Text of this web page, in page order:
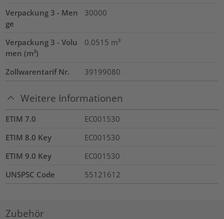
Verpackung 3 - Men
ge
30000
Verpackung 3 - Volu
men (m³)
0.0515 m³
Zollwarentarif Nr. 39199080
Weitere Informationen
ETIM 7.0
EC001530
ETIM 8.0 Key
EC001530
ETIM 9.0 Key
EC001530
UNSPSC Code
55121612
Zubehör